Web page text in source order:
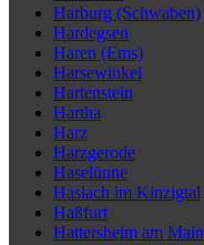
Harburg (Schwaben)
Hardegsen
Haren (Ems)
Harsewinkel
Hartenstein
Hartha
Harz
Harzgerode
Haselünne
Haslach im Kinzigtal
Haßfurt
Hattersheim am Main